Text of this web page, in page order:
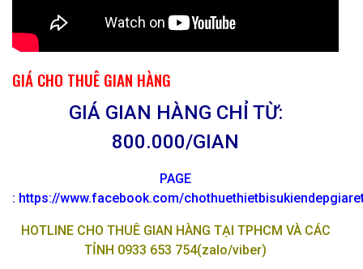
GIÁ CHO THUÊ GIAN HÀNG
GIÁ GIAN HÀNG CHỈ TỪ:
800.000/GIAN
PAGE
: https://www.facebook.com/
HOTLINE CHO THUÊ GIAN HÀNG TẠI TPHCM VÀ CÁC
TỈNH 0933 653 754(zalo/viber)